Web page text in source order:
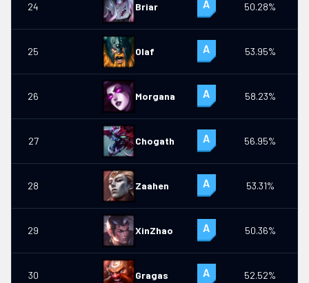
24 Briar 50.28%
25 Olaf 53.95%
26 Morgana 58.23%
27 Chogath 56.95%
28 Zaahen 53.31%
29 XinZhao 50.36%
30 Gragas 52.52%